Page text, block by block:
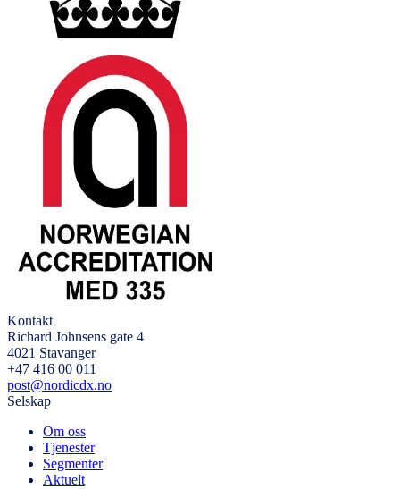
Kontakt
Richard Johnsens gate 4
4021 Stavanger
+47 416 00 011
post@nordicdx.no
Selskap
Om oss
Tjenester
Segmenter
Aktuelt